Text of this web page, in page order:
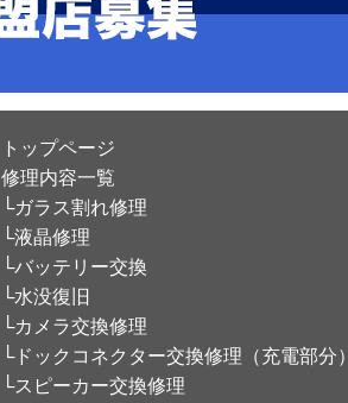
トップページ
修理内容一覧
└ガラス割れ修理
└液晶修理
└バッテリー交換
└水没復旧
└カメラ交換修理
└ドックコネクター交換修理（充電部分）
└スピーカー交換修理